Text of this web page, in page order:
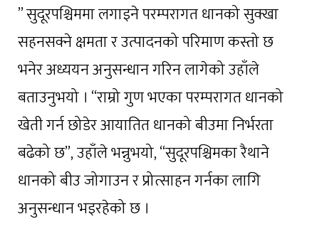
” सुदूरपश्चिममा लगाइने परम्परागत धानको सुक्खा
सहनसक्ने क्षमता र उत्पादनको परिमाण कस्तो छ
भनेर अध्ययन अनुसन्धान गरिन लागेको उहाँले
बताउनुभयो । “राम्रो गुण भएका परम्परागत धानको
खेती गर्न छोडेर आयातित धानको बीउमा निर्भरता
बढेको छ”, उहाँले भन्नुभयो, “सुदूरपश्चिमका रैथाने
धानको बीउ जोगाउन र प्रोत्साहन गर्नका लागि
अनुसन्धान भइरहेको छ ।